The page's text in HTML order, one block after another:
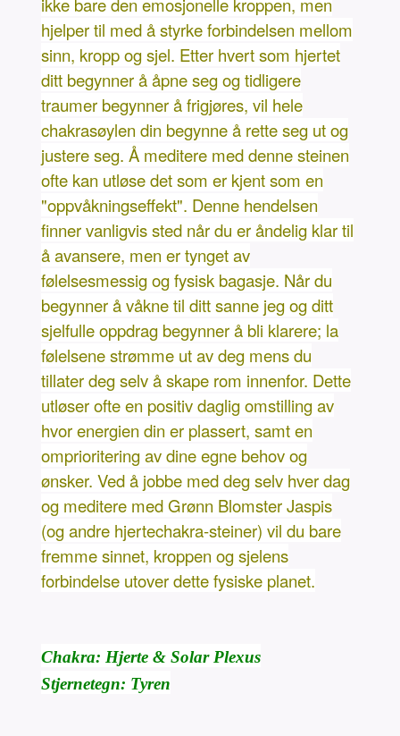
hjelper til med å styrke forbindelsen mellom
sinn, kropp og sjel. Etter hvert som hjertet
ditt begynner å åpne seg og tidligere
traumer begynner å frigjøres, vil hele
chakrasøylen din begynne å rette seg ut og
justere seg. Å meditere med denne steinen
ofte kan utløse det som er kjent som en
"oppvåkningseffekt". Denne hendelsen
finner vanligvis sted når du er åndelig klar til
å avansere, men er tynget av
følelsesmessig og fysisk bagasje. Når du
begynner å våkne til ditt sanne jeg og ditt
sjelfulle oppdrag begynner å bli klarere; la
følelsene strømme ut av deg mens du
tillater deg selv å skape rom innenfor. Dette
utløser ofte en positiv daglig omstilling av
hvor energien din er plassert, samt en
omprioritering av dine egne behov og
ønsker. Ved å jobbe med deg selv hver dag
og meditere med Grønn Blomster Jaspis
(og andre hjertechakra-steiner) vil du bare
fremme sinnet, kroppen og sjelens
forbindelse utover dette fysiske planet.
Chakra: Hjerte & Solar Plexus
Stjernetegn: Tyren